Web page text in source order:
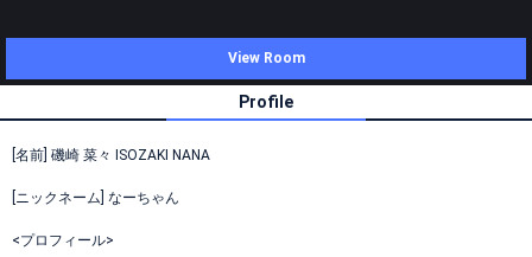
View Room
Profile
[名前] 磯崎 菜々 ISOZAKI NANA
[ニックネーム] なーちゃん
<プロフィール>